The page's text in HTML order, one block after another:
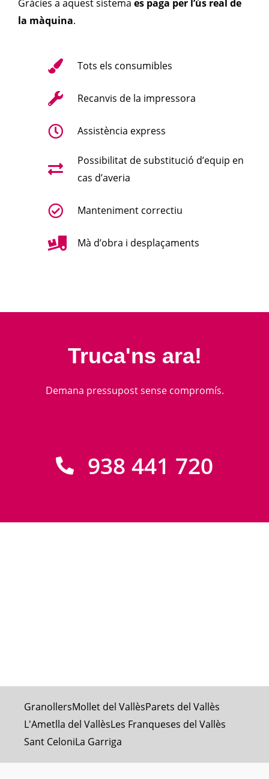
Gràcies a aquest sistema es paga per l’ús real de
la màquina.
Tots els consumibles
Recanvis de la impressora
Assistència express
Possibilitat de substitució d’equip en
cas d’averia
Manteniment correctiu
Mà d’obra i desplaçaments
Truca'ns ara!
Demana pressupost sense compromís.
938 441 720
GranollersMollet del VallèsParets del Vallès
L'Ametlla del VallèsLes Franqueses del Vallès
Sant CeloniLa Garriga